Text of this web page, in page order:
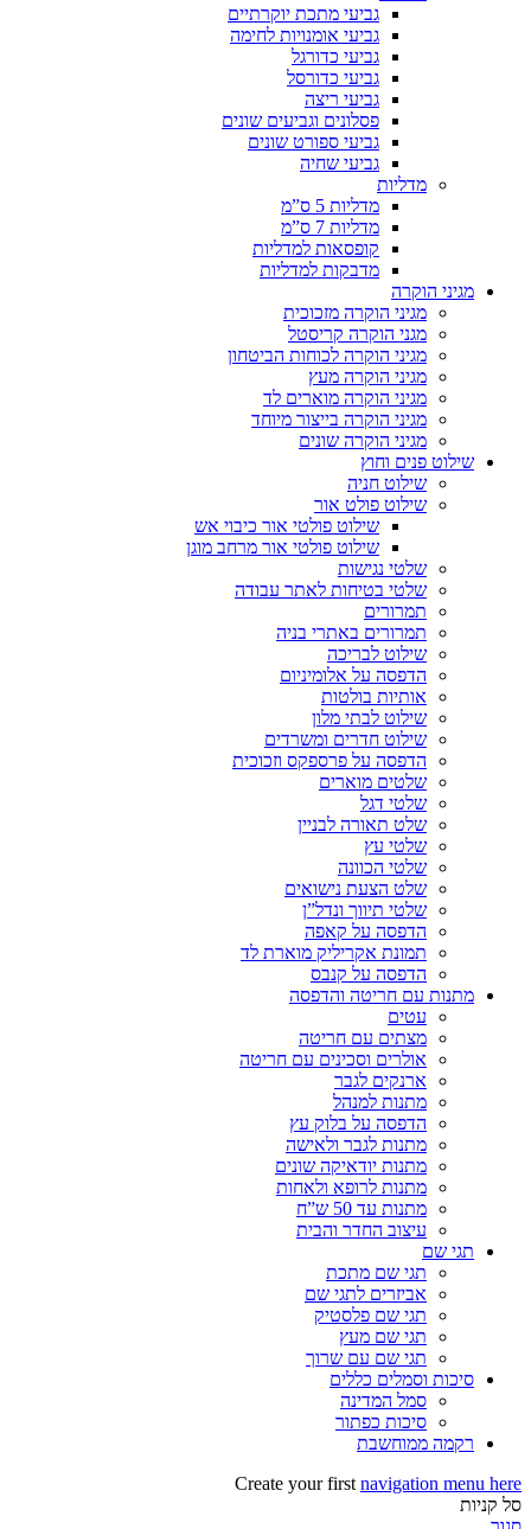
גביעי מתכת יוקרתיים
גביעי אומנויות לחימה
גביעי כדורגל
גביעי כדורסל
גביעי ריצה
פסלונים וגביעים שונים
גביעי ספורט שונים
גביעי שחיה
מדליות
מדליות 5 ס”מ
מדליות 7 ס”מ
קופסאות למדליות
מדבקות למדליות
מגיני הוקרה
מגיני הוקרה מזכוכית
מגני הוקרה קריסטל
מגיני הוקרה לכוחות הביטחון
מגיני הוקרה מעץ
מגיני הוקרה מוארים לד
מגיני הוקרה בייצור מיוחד
מגיני הוקרה שונים
שילוט פנים וחוץ
שילוט חניה
שילוט פולט אור
שילוט פולטי אור כיבוי אש
שילוט פולטי אור מרחב מוגן
שלטי נגישות
שלטי בטיחות לאתר עבודה
תמרורים
תמרורים באתרי בניה
שילוט לבריכה
הדפסה על אלומיניום
אותיות בולטות
שילוט לבתי מלון
שילוט חדרים ומשרדים
הדפסה על פרספקס וזכוכית
שלטים מוארים
שלטי דגל
שלט תאורה לבניין
שלטי עץ
שלטי הכוונה
שלט הצעת נישואים
שלטי תיווך ונדל”ן
הדפסה על קאפה
תמונת אקריליק מוארת לד
הדפסה על קנבס
מתנות עם חריטה והדפסה
עטים
מצתים עם חריטה
אולרים וסכינים עם חריטה
ארנקים לגבר
מתנות למנהל
הדפסה על בלוק עץ
מתנות לגבר ולאישה
מתנות יודאיקה שונים
מתנות לרופא ולאחות
מתנות עד 50 ש”ח
עיצוב החדר והבית
תגי שם
תגי שם מתכת
אביזרים לתגי שם
תגי שם פלסטיק
תגי שם מעץ
תגי שם עם שרוך
סיכות וסמלים כללים
סמל המדינה
סיכות כפתור
רקמה ממוחשבת
Create your first navigation menu here
סל קניות